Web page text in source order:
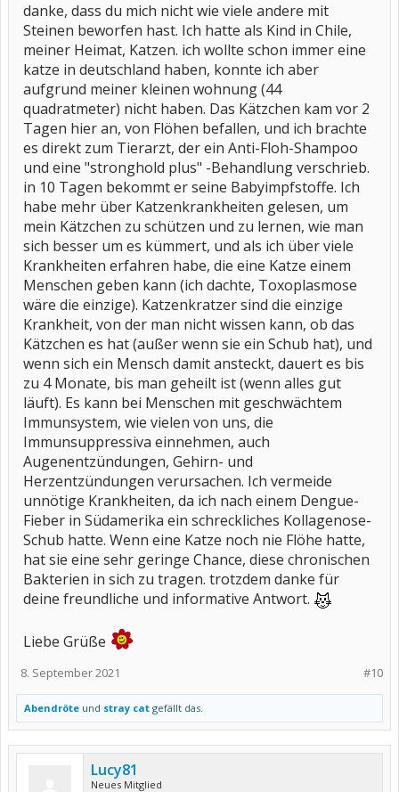
danke, dass du mich nicht wie viele andere mit
Steinen beworfen hast. Ich hatte als Kind in Chile,
meiner Heimat, Katzen. ich wollte schon immer eine
katze in deutschland haben, konnte ich aber
aufgrund meiner kleinen wohnung (44
quadratmeter) nicht haben. Das Kätzchen kam vor 2
Tagen hier an, von Flöhen befallen, und ich brachte
es direkt zum Tierarzt, der ein Anti-Floh-Shampoo
und eine "stronghold plus" -Behandlung verschrieb.
in 10 Tagen bekommt er seine Babyimpfstoffe. Ich
habe mehr über Katzenkrankheiten gelesen, um
mein Kätzchen zu schützen und zu lernen, wie man
sich besser um es kümmert, und als ich über viele
Krankheiten erfahren habe, die eine Katze einem
Menschen geben kann (ich dachte, Toxoplasmose
wäre die einzige). Katzenkratzer sind die einzige
Krankheit, von der man nicht wissen kann, ob das
Kätzchen es hat (außer wenn sie ein Schub hat), und
wenn sich ein Mensch damit ansteckt, dauert es bis
zu 4 Monate, bis man geheilt ist (wenn alles gut
läuft). Es kann bei Menschen mit geschwächtem
Immunsystem, wie vielen von uns, die
Immunsuppressiva einnehmen, auch
Augenentzündungen, Gehirn- und
Herzentzündungen verursachen. Ich vermeide
unnötige Krankheiten, da ich nach einem Dengue-
Fieber in Südamerika ein schreckliches Kollagenose-
Schub hatte. Wenn eine Katze noch nie Flöhe hatte,
hat sie eine sehr geringe Chance, diese chronischen
Bakterien in sich zu tragen. trotzdem danke für
deine freundliche und informative Antwort.
Liebe Grüße
#10
8. September 2021
Abendröte und stray cat gefällt das.
Lucy81
Neues Mitglied